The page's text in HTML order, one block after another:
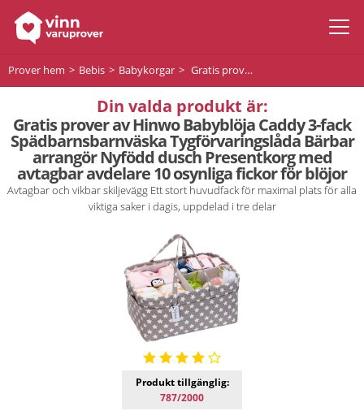
Prover hem Bebis Babykorgar Gratis prover av Hinwo Babyblöja Caddy 3-fack Spädbarnsbarnväska Tygförvaringslåda Bärbar arrangör Nyfödd dusch Presentkorg med avtagbar avdelare 10 osynliga fickor för blöjor
Din valda produkt är:
Gratis prover av Hinwo Babyblöja Caddy 3-fack
Spädbarnsbarnväska Tygförvaringslåda Bärbar
arrangör Nyfödd dusch Presentkorg med
avtagbar avdelare 10 osynliga fickor för blöjor
Avtagbar och vikbar skiljevägg Ett stort huvudfack för maximal plats för alla
viktiga saker i dagis, uppdelad i tre delar
Produkt tillgänglig:
787/2000